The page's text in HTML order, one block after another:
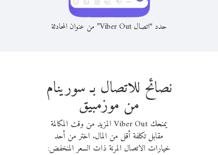
حدد “اتصال Viber Out” من عنوان المحادثة
نصائح للاتصال بـ سورينام
من موزمبيق
يمنحك Viber Out المزيد من وقت المكالمة
مقابل تكلفة أقل من المال. اختر من أحد
خيارات الاتصال المرنة ذات السعر المنخفض: